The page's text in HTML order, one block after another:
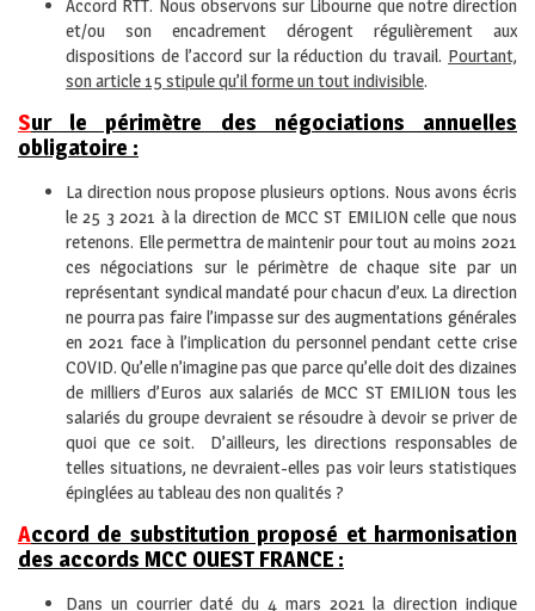
Accord RTT. Nous observons sur Libourne que notre direction
et/ou son encadrement dérogent régulièrement aux
dispositions de l’accord sur la réduction du travail. Pourtant,
son article 15 stipule qu’il forme un tout indivisible.
Sur le périmètre des négociations annuelles
obligatoire :
La direction nous propose plusieurs options. Nous avons écris
le 25 3 2021 à la direction de MCC ST EMILION celle que nous
retenons. Elle permettra de maintenir pour tout au moins 2021
ces négociations sur le périmètre de chaque site par un
représentant syndical mandaté pour chacun d’eux. La direction
ne pourra pas faire l’impasse sur des augmentations générales
en 2021 face à l’implication du personnel pendant cette crise
COVID. Qu’elle n’imagine pas que parce qu’elle doit des dizaines
de milliers d’Euros aux salariés de MCC ST EMILION tous les
salariés du groupe devraient se résoudre à devoir se priver de
quoi que ce soit. D’ailleurs, les directions responsables de
telles situations, ne devraient-elles pas voir leurs statistiques
épinglées au tableau des non qualités ?
Accord de substitution proposé et harmonisation
des accords MCC OUEST FRANCE :
Dans un courrier daté du 4 mars 2021 la direction indique